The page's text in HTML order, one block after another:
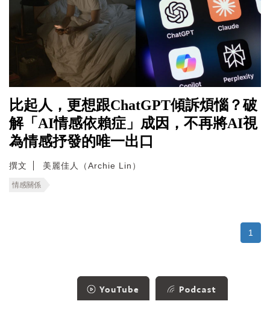
比起人，更想跟ChatGPT傾訴煩惱？破
解「AI情感依賴症」成因，不再將AI視
為情感抒發的唯一出口
撰文 美麗佳人（Archie Lin）
情感關係
1